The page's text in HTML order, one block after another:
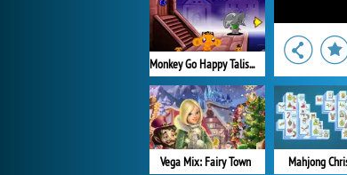
Monkey Go Happy Talisman
Vega Mix: Fairy Town Mahjong